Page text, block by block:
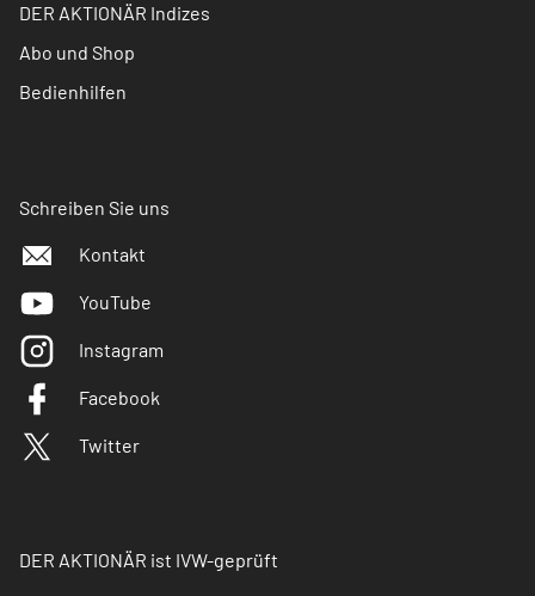
DER AKTIONÄR Indizes
Abo und Shop
Bedienhilfen
Schreiben Sie uns
Kontakt
YouTube
Instagram
Facebook
Twitter
DER AKTIONÄR ist IVW-geprüft